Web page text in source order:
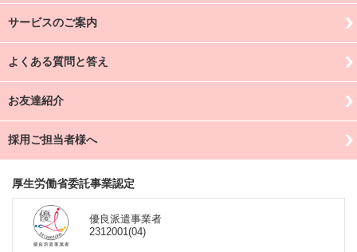
サービスのご案内
よくある質問と答え
お友達紹介
採用ご担当者様へ
厚生労働省委託事業認定
優良派遣事業者
2312001(04)